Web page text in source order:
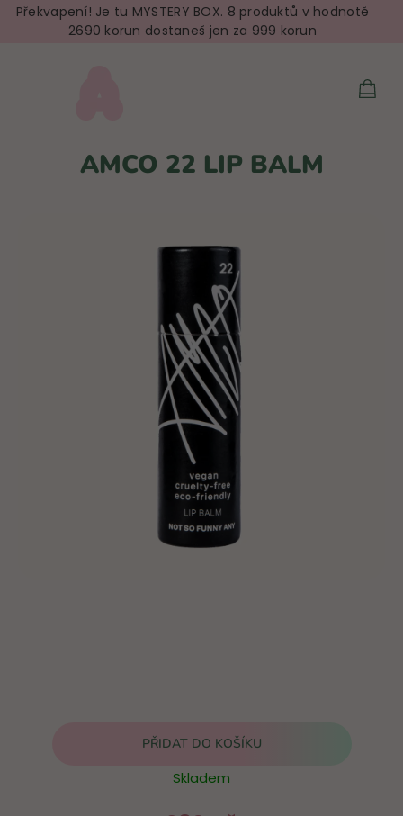
PřejítPřekvapení! Je tu MYSTERY BOX. 8 produktů v hodnotě
2690 korun dostaneš jen za 999 korun
AMCO 22 LIP BALM
Skladem
PŘIDAT DO KOŠÍKU